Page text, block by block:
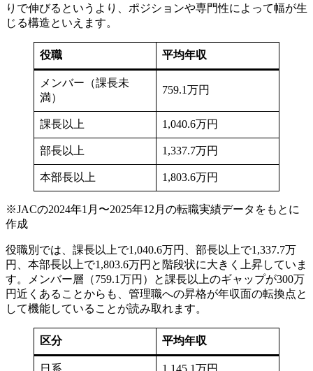
りで伸びるというより、ポジションや専門性によって幅が生
じる構造といえます。
役職 平均年収
メンバー（課長未
満）
759.1万円
課長以上 1,040.6万円
部長以上 1,337.7万円
本部長以上 1,803.6万円
※JACの2024年1月〜2025年12月の転職実績データをもとに
作成
役職別では、課長以上で1,040.6万円、部長以上で1,337.7万
円、本部長以上で1,803.6万円と階段状に大きく上昇していま
す。メンバー層（759.1万円）と課長以上のギャップが300万
円近くあることからも、管理職への昇格が年収面の転換点と
して機能していることが読み取れます。
区分 平均年収
日系 1,145.1万円